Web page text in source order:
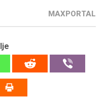
MAXPORTAL